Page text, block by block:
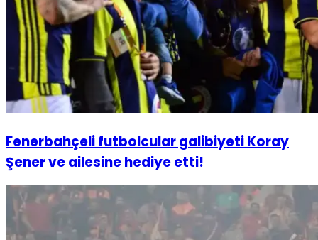
Fenerbahçeli futbolcular galibiyeti Koray
Şener ve ailesine hediye etti!